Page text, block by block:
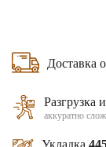
Доставка
Разгрузка
аккуратно
Укладка